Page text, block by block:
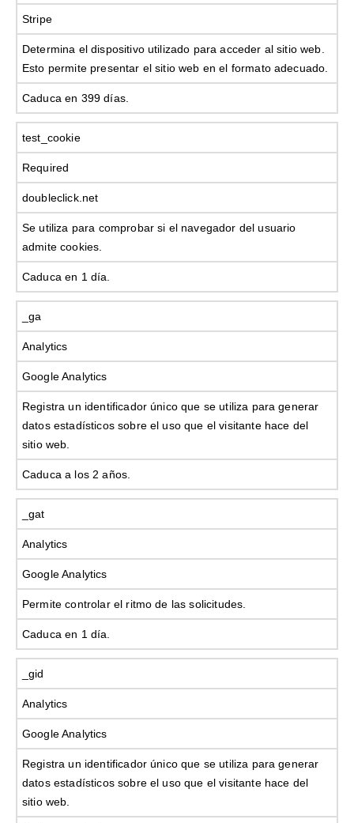
Stripe
Determina el dispositivo utilizado para acceder al sitio web.
Esto permite presentar el sitio web en el formato adecuado.
Caduca en 399 días.
test_cookie
Required
doubleclick.net
Se utiliza para comprobar si el navegador del usuario
admite cookies.
Caduca en 1 día.
_ga
Analytics
Google Analytics
Registra un identificador único que se utiliza para generar
datos estadísticos sobre el uso que el visitante hace del
sitio web.
Caduca a los 2 años.
_gat
Analytics
Google Analytics
Permite controlar el ritmo de las solicitudes.
Caduca en 1 día.
_gid
Analytics
Google Analytics
Registra un identificador único que se utiliza para generar
datos estadísticos sobre el uso que el visitante hace del
sitio web.